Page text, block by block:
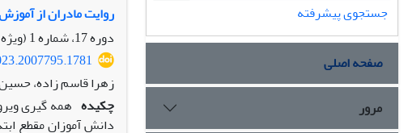
روایت مادران از
دوره 17، شماره 1 (ویژه نامه کرمان)، بهار 1402، صفحه
زهرا قاسم زاده،
چکیده همه­ گیری
دانش ­آموزان مقطع
جستجوی پیشرفته
صفحه اصلی
مرور